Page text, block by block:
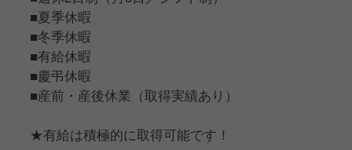
■夏季休暇
■冬季休暇
■有給休暇
■慶弔休暇
■産前・産後休業（取得実績あり）
★有給は積極的に取得可能です！